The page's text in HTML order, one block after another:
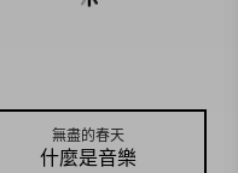
無盡的春天
什麼是音樂